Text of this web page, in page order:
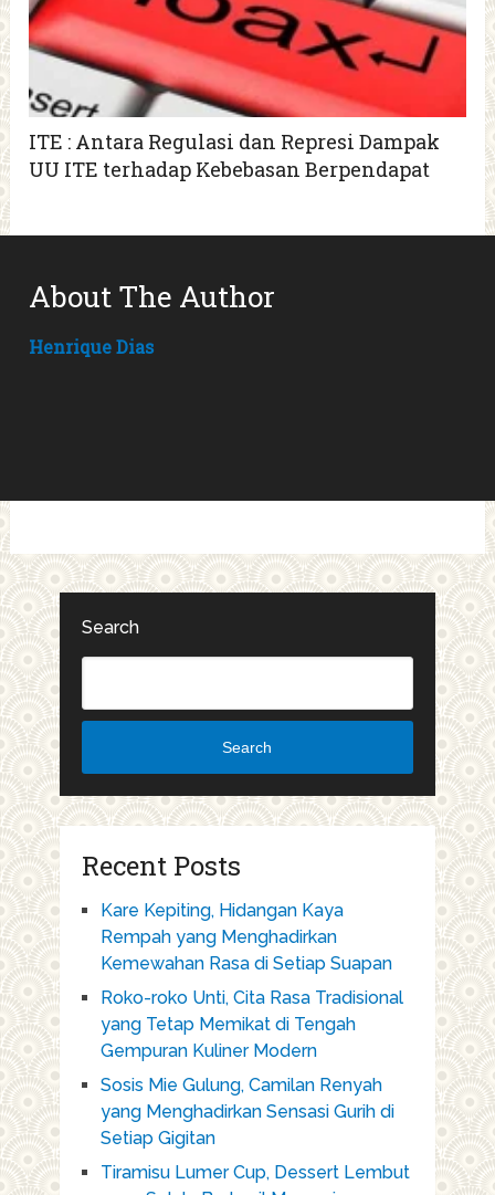
ITE : Antara Regulasi dan Represi Dampak
UU ITE terhadap Kebebasan Berpendapat
About The Author
Henrique Dias
Search
Search
Recent Posts
Kare Kepiting, Hidangan Kaya
Rempah yang Menghadirkan
Kemewahan Rasa di Setiap Suapan
Roko-roko Unti, Cita Rasa Tradisional
yang Tetap Memikat di Tengah
Gempuran Kuliner Modern
Sosis Mie Gulung, Camilan Renyah
yang Menghadirkan Sensasi Gurih di
Setiap Gigitan
Tiramisu Lumer Cup, Dessert Lembut